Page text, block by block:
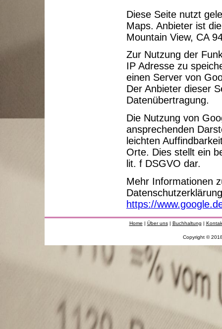
Diese Seite nutzt
Maps. Anbieter ist
Mountain View, CA
Zur Nutzung der
IP Adresse zu
einen Server von
Der Anbieter dieser
Datenübertragung.
Die Nutzung von
ansprechenden
leichten
Orte. Dies stellt ein
lit. f DSGVO dar.
Mehr Informationen
https://
Home | Über uns| Buchhaltung |
Copyright ©